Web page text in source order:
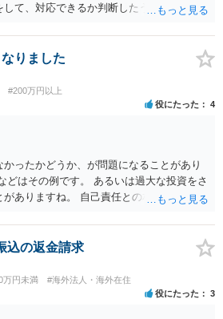
て、対応できるか判断したうえで、 弁護
相談で１度弁護士に相談する方法もあり
弁護士に示談交渉の依頼をする方法です
ば ご自身で対応する方法もご検討いただい
りました
#200万円以上
役にたった 4
ったかどうか、が問題になることがあり
どはその例です。 あるいは過大な投資をさ
ありますね。 自己責任との相関関係です
込の返金請求
万円未満 #海外法人・海外在住
役にたった 3